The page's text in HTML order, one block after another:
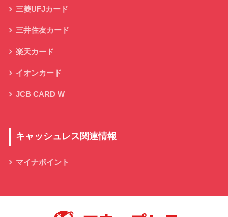
三菱UFJカード
三井住友カード
楽天カード
イオンカード
JCB CARD W
キャッシュレス関連情報
マイナポイント